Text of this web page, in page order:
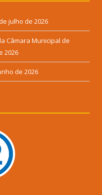
julho de 2026
Câmara Municipal de
2026
de 2026